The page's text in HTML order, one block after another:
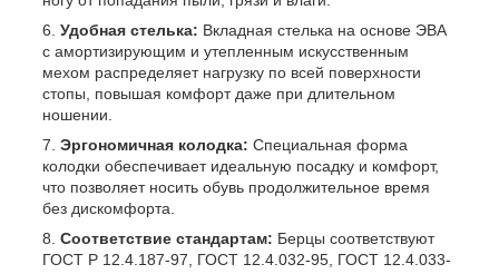
Удобная стелька: Вкладная стелька на основе ЭВА
с амортизирующим и утепленным искусственным
мехом распределяет нагрузку по всей поверхности
стопы, повышая комфорт даже при длительном
ношении.
Эргономичная колодка: Специальная форма
колодки обеспечивает идеальную посадку и комфорт,
что позволяет носить обувь продолжительное время
без дискомфорта.
Соответствие стандартам: Берцы соответствуют
ГОСТ Р 12.4.187-97, ГОСТ 12.4.032-95, ГОСТ 12.4.033-